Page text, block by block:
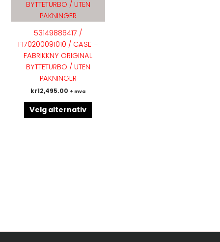
53149886417 /
F170200091010 / CASE –
FABRIKKNY ORIGINAL
BYTTETURBO / UTEN
PAKNINGER
kr12,495.00 + mva
Velg alternativ
på